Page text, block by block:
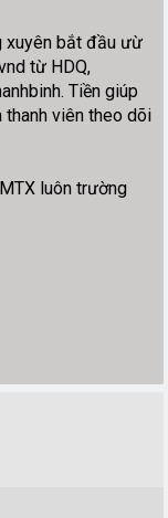
xuyên bắt đầu ưừ
từ HDQ,
Tiền giúp
thanh viên theo dõi
luôn trường